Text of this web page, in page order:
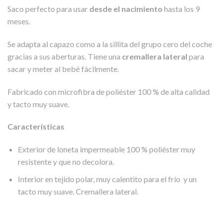
originalactual
Saco perfecto para usar desde el nacimiento hasta los 9
meses.
Se adapta al capazo como a la sillita del grupo cero del coche
gracias a sus aberturas. Tiene una cremallera lateral para
sacar y meter al bebé fácilmente.
Fabricado con microfibra de poliéster 100 % de alta calidad
y tacto muy suave.
Características
Exterior de loneta impermeable 100 % poliéster muy
resistente y que no decolora.
Interior en tejido polar, muy calentito para el frío y un
tacto muy suave. Cremallera lateral.